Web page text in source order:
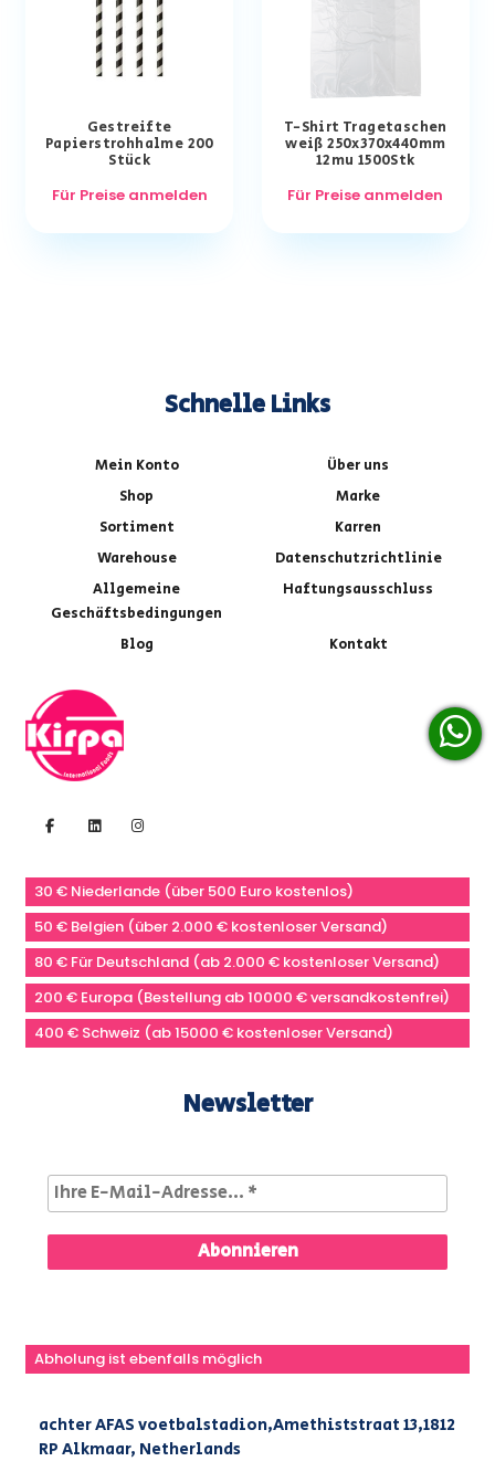
Gestreifte
Papierstrohhalme 200
Stück
Für Preise anmelden
T-Shirt Tragetaschen
weiß 250x370x440mm
12mu 1500Stk
Für Preise anmelden
Schnelle Links
Mein Konto
Über uns
Shop
Marke
Sortiment
Karren
Warehouse
Datenschutzrichtlinie
Allgemeine
Geschäftsbedingungen
Haftungsausschluss
Blog Kontakt
30 € Niederlande (über 500 Euro kostenlos)
50 € Belgien (über 2.000 € kostenloser Versand)
80 € Für Deutschland (ab 2.000 € kostenloser Versand)
200 € Europa (Bestellung ab 10000 € versandkostenfrei)
400 € Schweiz (ab 15000 € kostenloser Versand)
Newsletter
Abholung ist ebenfalls möglich
achter AFAS voetbalstadion,Amethiststraat 13,1812
RP Alkmaar, Netherlands